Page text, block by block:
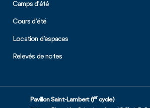
Camps d’été
Cours d’été
Location d’espaces
Relevés de notes
Pavillon Saint-Lambert (1er cycle)